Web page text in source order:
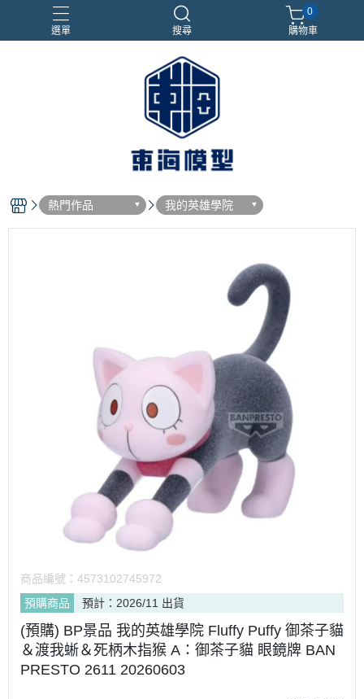
選單 搜尋
合金車
閃電霹靂車
電子雞/塔麻可吉/塔麻歌子
0
購物車
熱門作品 我的英雄學院
商品編號： 4573102745972
預購商品
預計：2026/11 出貨
(預購) BP景品 我的英雄學院 Fluffy Puffy 御茶子貓
＆渡我蜥＆死柄木指猴 A：御茶子貓 眼鏡牌 BAN
PRESTO 2611 20260603